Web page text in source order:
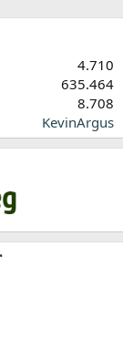
4.710
635.464
8.708
KevinArgus